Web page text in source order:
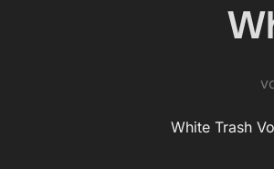
White Trash